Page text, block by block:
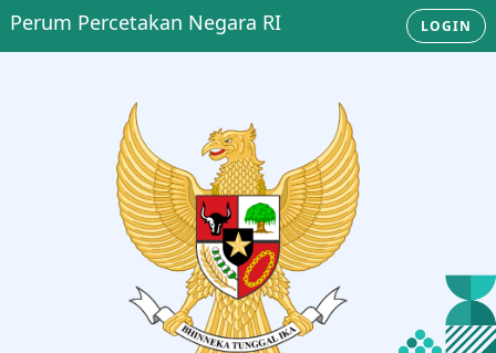
Perum Percetakan Negara RI LOGIN